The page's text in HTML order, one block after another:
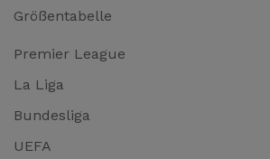
Größentabelle
Premier League
La Liga
Bundesliga
UEFA